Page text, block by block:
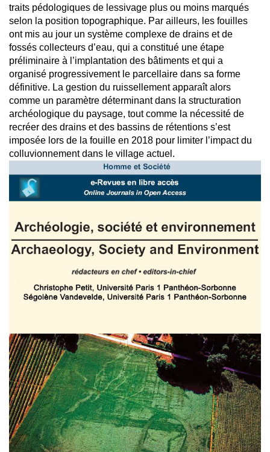
traits pédologiques de lessivage plus ou moins marqués
selon la position topographique. Par ailleurs, les fouilles
ont mis au jour un système complexe de drains et de
fossés collecteurs d’eau, qui a constitué une étape
préliminaire à l’implantation des bâtiments et qui a
organisé progressivement le parcellaire dans sa forme
définitive. La gestion du ruissellement apparaît alors
comme un paramètre déterminant dans la structuration
archéologique du paysage, tout comme la nécessité de
recréer des drains et des bassins de rétentions s’est
imposée lors de la fouille en 2018 pour limiter l’impact du
colluvionnement dans le village actuel.